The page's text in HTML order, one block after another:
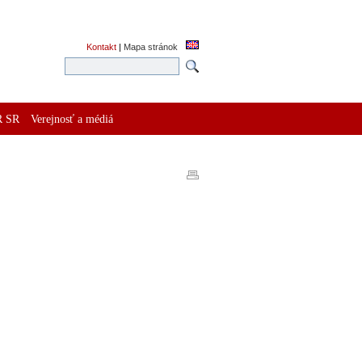
Kontakt | Mapa stránok
SR Verejnosť a médiá